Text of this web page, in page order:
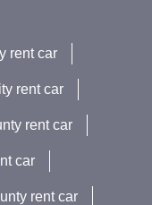
rent car
rent car
rent car
car
rent car